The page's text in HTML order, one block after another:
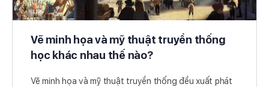
Vẽ minh họa và mỹ thuật truyền thống
học khác nhau thế nào?
Vẽ minh họa và mỹ thuật truyền thống đều xuất phát